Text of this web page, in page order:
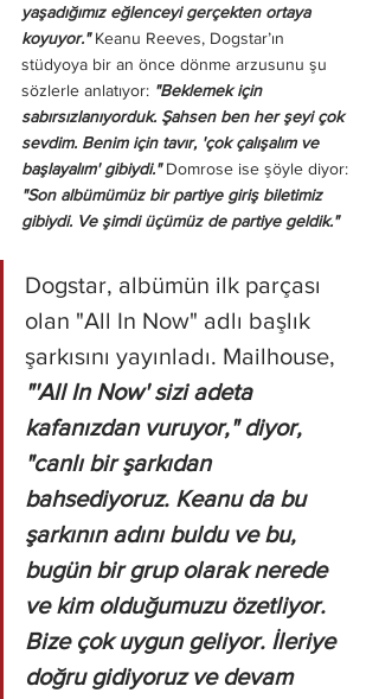
yaşadığımız eğlenceyi gerçekten ortaya
koyuyor." Keanu Reeves, Dogstar’ın
stüdyoya bir an önce dönme arzusunu şu
sözlerle anlatıyor: "Beklemek için
sabırsızlanıyorduk. Şahsen ben her şeyi çok
sevdim. Benim için tavır, 'çok çalışalım ve
başlayalım' gibiydi." Domrose ise şöyle diyor:
"Son albümümüz bir partiye giriş biletimiz
gibiydi. Ve şimdi üçümüz de partiye geldik."
Dogstar, albümün ilk parçası
olan "All In Now" adlı başlık
şarkısını yayınladı. Mailhouse,
"'All In Now' sizi adeta
kafanızdan vuruyor," diyor,
"canlı bir şarkıdan
bahsediyoruz. Keanu da bu
şarkının adını buldu ve bu,
bugün bir grup olarak nerede
ve kim olduğumuzu özetliyor.
Bize çok uygun geliyor. İleriye
doğru gidiyoruz ve devam